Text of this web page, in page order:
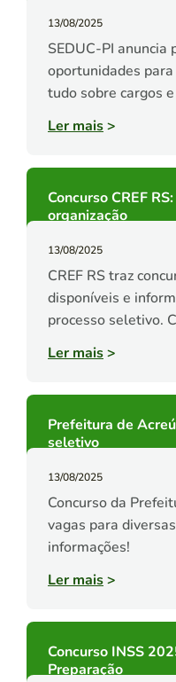
13/08/2025
SEDUC-PI anuncia
oportunidades
tudo sobre cargos
Ler mais>
Concurso CREF
organização
13/08/2025
CREF RS traz
disponíveis e
processo seletivo.
Ler mais>
Prefeitura de
seletivo
13/08/2025
Concurso da
vagas para
informações!
Ler mais>
Concurso INSS
Preparação